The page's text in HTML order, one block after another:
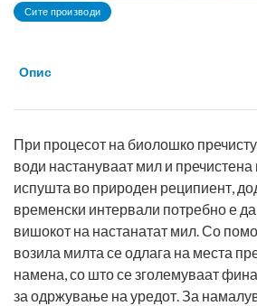
Сите производи
Опис
При процесот на биолошко
води настануваат мил и
испушта во природен реципиент,
временски интервали потребно е
вишокот на настанатат мил. Со
возила милта се одлага на места
намена, со што се зголемуваат
за одржување на уредот. За